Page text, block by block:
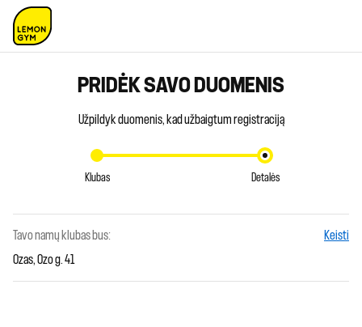
PRIDĖK SAVO DUOMENIS
Užpildyk duomenis, kad užbaigtum registraciją
Klubas Detalės
Tavo namų klubas bus:
Ozas, Ozo g. 41
Keisti